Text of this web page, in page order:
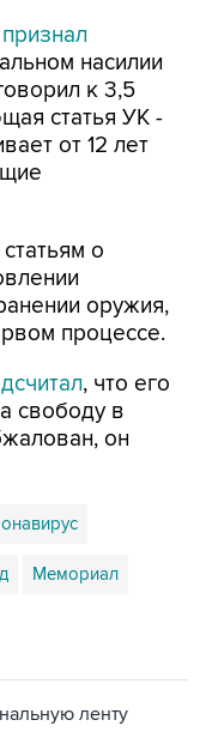
признал
насилии
к 3,5
статья УК -
от 12 лет
о
оружия,
процессе.
, что его
свободу в
он
Мемориал
ленту